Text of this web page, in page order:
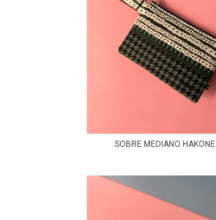
SOBRE MEDIANO HAKONE